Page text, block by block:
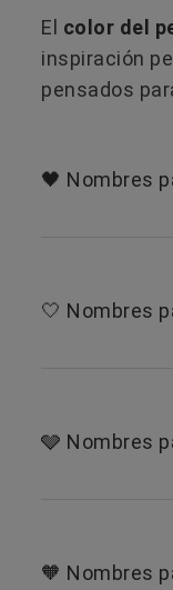
El color del
inspiración
pensados
🖤 Nombres
🤍 Nombres
🩶 Nombres
🧡 Nombres